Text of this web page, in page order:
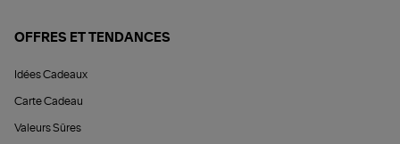
OFFRES ET TENDANCES
Idées Cadeaux
Carte Cadeau
Valeurs Sûres